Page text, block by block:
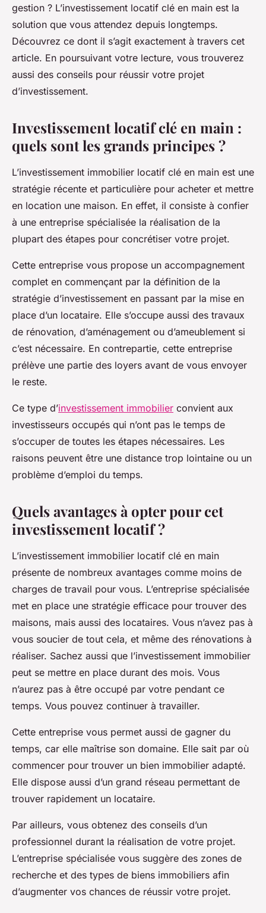
gestion ? L’investissement locatif clé en main est la
solution que vous attendez depuis longtemps.
Découvrez ce dont il s’agit exactement à travers cet
article. En poursuivant votre lecture, vous trouverez
aussi des conseils pour réussir votre projet
d’investissement.
Investissement locatif clé en main :
quels sont les grands principes ?
L’investissement immobilier locatif clé en main est une
stratégie récente et particulière pour acheter et mettre
en location une maison. En effet, il consiste à confier
à une entreprise spécialisée la réalisation de la
plupart des étapes pour concrétiser votre projet.
Cette entreprise vous propose un accompagnement
complet en commençant par la définition de la
stratégie d’investissement en passant par la mise en
place d’un locataire. Elle s’occupe aussi des travaux
de rénovation, d’aménagement ou d’ameublement si
c’est nécessaire. En contrepartie, cette entreprise
prélève une partie des loyers avant de vous envoyer
le reste.
Ce type d’investissement immobilier convient aux
investisseurs occupés qui n’ont pas le temps de
s’occuper de toutes les étapes nécessaires. Les
raisons peuvent être une distance trop lointaine ou un
problème d’emploi du temps.
Quels avantages à opter pour cet
investissement locatif ?
L’investissement immobilier locatif clé en main
présente de nombreux avantages comme moins de
charges de travail pour vous. L’entreprise spécialisée
met en place une stratégie efficace pour trouver des
maisons, mais aussi des locataires. Vous n’avez pas à
vous soucier de tout cela, et même des rénovations à
réaliser. Sachez aussi que l’investissement immobilier
peut se mettre en place durant des mois. Vous
n’aurez pas à être occupé par votre pendant ce
temps. Vous pouvez continuer à travailler.
Cette entreprise vous permet aussi de gagner du
temps, car elle maîtrise son domaine. Elle sait par où
commencer pour trouver un bien immobilier adapté.
Elle dispose aussi d’un grand réseau permettant de
trouver rapidement un locataire.
Par ailleurs, vous obtenez des conseils d’un
professionnel durant la réalisation de votre projet.
L’entreprise spécialisée vous suggère des zones de
recherche et des types de biens immobiliers afin
d’augmenter vos chances de réussir votre projet.